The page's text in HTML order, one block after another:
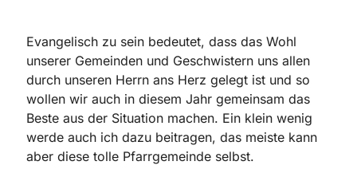
Evangelisch zu sein bedeutet, dass das Wohl
unserer Gemeinden und Geschwistern uns allen
durch unseren Herrn ans Herz gelegt ist und so
wollen wir auch in diesem Jahr gemeinsam das
Beste aus der Situation machen. Ein klein wenig
werde auch ich dazu beitragen, das meiste kann
aber diese tolle Pfarrgemeinde selbst.